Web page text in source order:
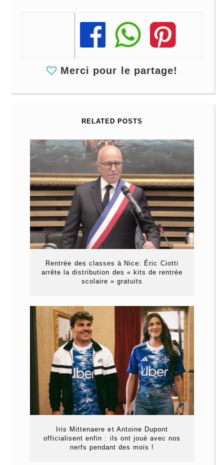
Share
Share
Share
Merci pour le partage!
RELATED POSTS
Rentrée des classes à Nice: Éric Ciotti
arrête la distribution des « kits de rentrée
scolaire » gratuits
Iris Mittenaere et Antoine Dupont
officialisent enfin : ils ont joué avec nos
nerfs pendant des mois !